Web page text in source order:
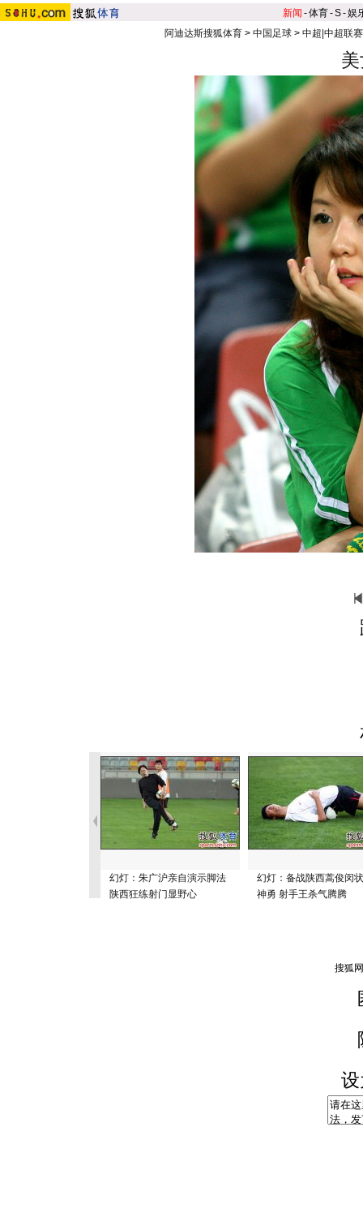
新闻 -体育-S-娱
阿迪达斯搜狐体育> 中国足球> 中超|中超联赛
幻灯：朱广沪亲自演示脚法
陕西狂练射门显野心
幻灯：备战陕西蒿俊闵
神勇 射手王杀气腾腾